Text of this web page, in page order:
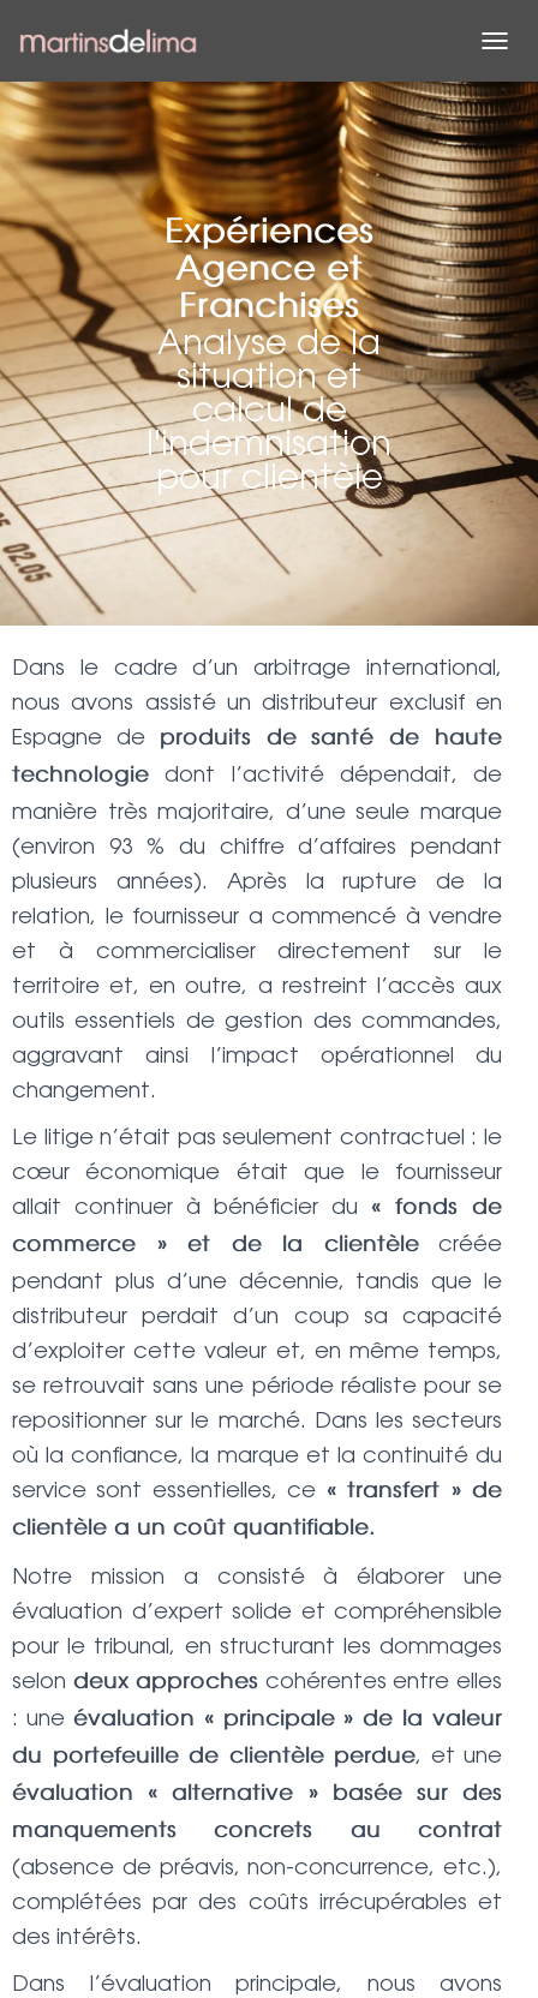
É
P
L
I
E
R
L
A
N
A
V
I
G
A
T
O
N
Expériences
Agence et
Franchises
Analyse de la
situation et
calcul de
l'indemnisation
pour clientèle
Dans le cadre d’un arbitrage international,
nous avons assisté un distributeur exclusif en
Espagne de
produits de santé de haute
technologie
dont l’activité dépendait, de
manière très majoritaire, d’une seule marque
(environ 93 % du chiffre d’affaires pendant
plusieurs années). Après la rupture de la
relation, le fournisseur a commencé à vendre
et à commercialiser directement sur le
territoire et, en outre, a restreint l’accès aux
outils essentiels de gestion des commandes,
aggravant ainsi l’impact opérationnel du
changement.
Le litige n’était pas seulement contractuel : le
cœur économique était que le fournisseur
allait continuer à bénéficier du
« fonds de
commerce » et de la clientèlecréée
pendant plus d’une décennie, tandis que le
distributeur perdait d’un coup sa capacité
d’exploiter cette valeur et, en même temps,
se retrouvait sans une période réaliste pour se
repositionner sur le marché. Dans les secteurs
où la confiance, la marque et la continuité du
service sont essentielles, ce « transfert » de
clientèle a un coût quantifiable.
Notre mission a consisté à élaborer une
évaluation d’expert solide et compréhensible
pour le tribunal, en structurant les dommages
selon deux approches cohérentes entre elles
: une évaluation « principale » de la valeur
du portefeuille de clientèle perdue, et une
évaluation « alternative » basée sur des
manquements concrets au contrat
(absence de préavis, non-concurrence, etc.),
complétées par des coûts irrécupérables et
des intérêts.
Dans l’évaluation principale, nous avons